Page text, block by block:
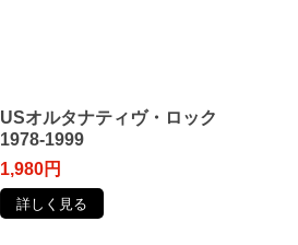
USオルタナティヴ・ロック
1978-1999
1,980円
詳しく見る